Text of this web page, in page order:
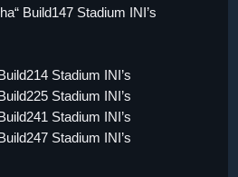
Build147 Stadium INI’s
Stadium INI’s
Stadium INI’s
Stadium INI’s
Stadium INI’s